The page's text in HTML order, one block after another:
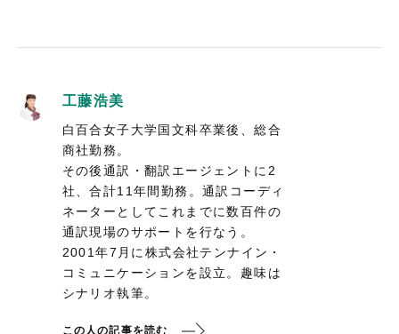
工藤浩美
白百合女子大学国文科卒業後、総合
商社勤務。
その後通訳・翻訳エージェントに2
社、合計11年間勤務。通訳コーディ
ネーターとしてこれまでに数百件の
通訳現場のサポートを行なう。
2001年7月に株式会社テンナイン・
コミュニケーションを設立。趣味は
シナリオ執筆。
この人の記事を読む